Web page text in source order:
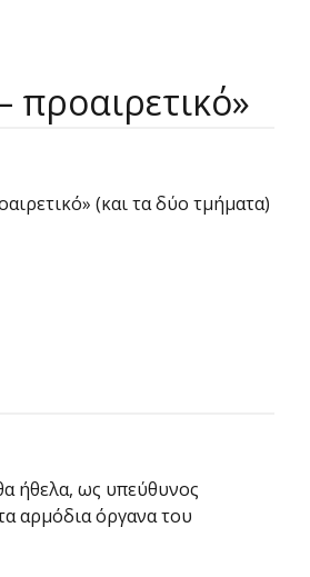
(και τα δύο τμήματα)
ήθελα, ως υπεύθυνος
αρμόδια όργανα του